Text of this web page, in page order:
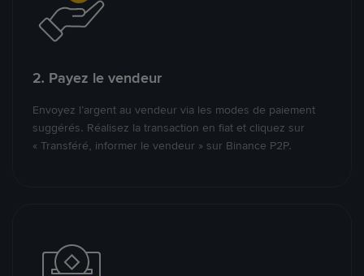
2. Payez le vendeur
Envoyez l’argent au vendeur via les modes de paiement
suggérés. Réalisez la transaction en fiat et cliquez sur
« Transféré, informer le vendeur » sur Binance P2P.